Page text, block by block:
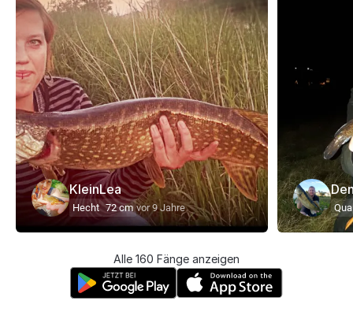
KleinLea
Hecht 72 cm vor 9 Jahre
Alle 160 Fänge anzeigen